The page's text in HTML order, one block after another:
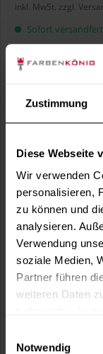
Zustimmung
Diese Webseite
Wir verwenden
personalisieren,
zu können und
analysieren.
Verwendung
soziale Medien,
Partner führen
weiteren Daten
Notwendig
inkl. MwSt. zzgl.
Sofort
Größe:
Merken
Artikel-Nr.:
Sie